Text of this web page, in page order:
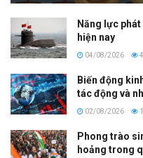
Năng lực
hiện nay
04/08/2026
Biến động
tác động và
02/08/2026
Phong trào
hoảng trong